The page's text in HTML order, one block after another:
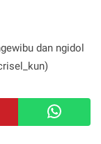
dan ngidol